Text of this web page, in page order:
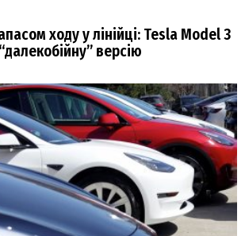
ходу у лінійці: Tesla Model 3
версію